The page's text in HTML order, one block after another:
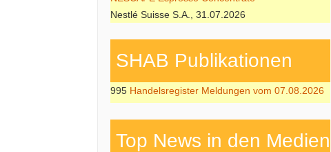
Nestlé Suisse S.A., 31.07.2026
SHAB Publi­kati­onen
995 Handelsregister Meldungen vom 07.08.2026
Top News in den Medien